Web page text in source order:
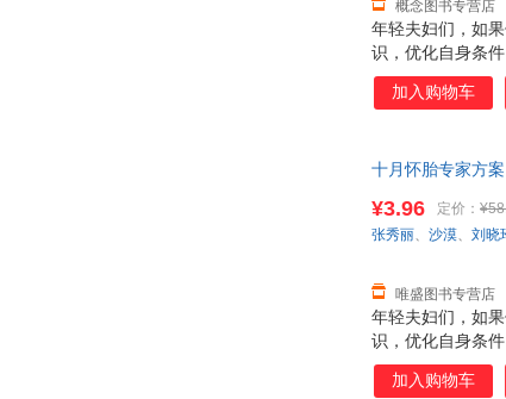
年轻夫妇们，如
识，优化自身条
容丰富，选材新
方法。力求对年
概念图书专营店
加入购物车
十月怀胎专家方
年轻夫妇们，如
识，优化自身条
容丰富，选材新
方法。力求对年
¥3.96 定价：
唯盛图书专营店
张秀丽、 沙漠、 刘晓
加入购物车